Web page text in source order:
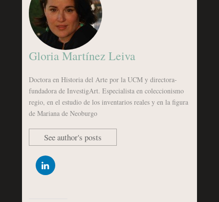
Gloria Martínez Leiva
Doctora en Historia del Arte por la UCM y directora-
fundadora de InvestigArt. Especialista en coleccionismo
regio, en el estudio de los inventarios reales y en la figura
de Mariana de Neoburgo
See author's posts